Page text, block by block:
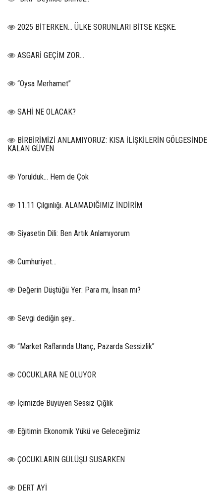
2025 BİTERKEN… ÜLKE SORUNLARI BİTSE KEŞKE.
ASGARİ GEÇİM ZOR…
“Oysa Merhamet”
SAHİ NE OLACAK?
BİRBİRİMİZİ ANLAMIYORUZ: KISA İLİŞKİLERİN GÖLGESİNDE
KALAN GÜVEN
Yorulduk… Hem de Çok
11.11 Çılgınlığı. ALAMADIĞIMIZ İNDİRİM
Siyasetin Dili: Ben Artık Anlamıyorum
Cumhuriyet…
Değerin Düştüğü Yer: Para mı, İnsan mı?
Sevgi dediğin şey…
“Market Raflarında Utanç, Pazarda Sessizlik”
COCUKLARA NE OLUYOR
İçimizde Büyüyen Sessiz Çığlık
Eğitimin Ekonomik Yükü ve Geleceğimiz
ÇOCUKLARIN GÜLÜŞÜ SUSARKEN
DERT AYİ